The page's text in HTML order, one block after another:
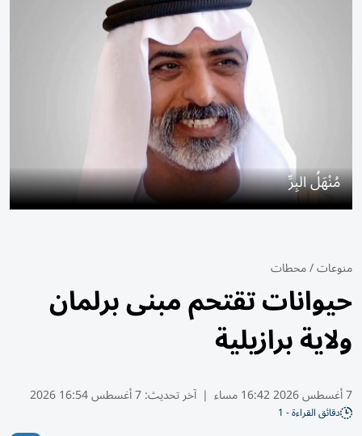
مُنْهَلُ البِرِّ
منوعات/محطات
حيوانات تقتحم مبنى برلمان
ولاية برازيلية
7 أغسطس 2026 16:42 مساء | آخر تحديث:7 أغسطس 16:54 2026
دقائق القراءة - 1